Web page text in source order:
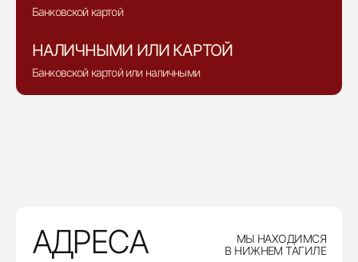
Банковской картой
НАЛИЧНЫМИ ИЛИ КАРТОЙ
Банковской картой или наличными
АДРЕСА
МЫ НАХОДИМСЯ
В НИЖНЕМ ТАГИЛЕ